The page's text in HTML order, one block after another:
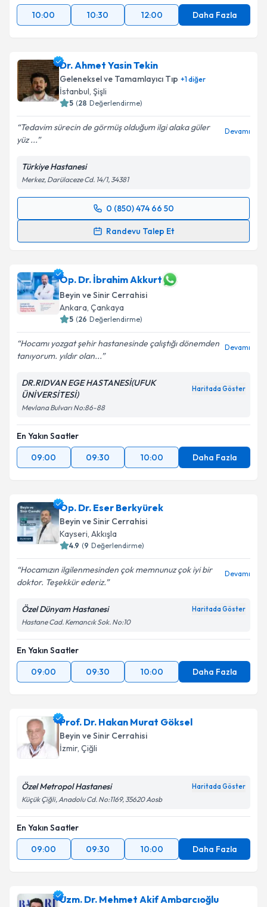
10:00 10:30 12:00 Daha Fazla
Dr. Ahmet Yasin Tekin
Geleneksel ve Tamamlayıcı Tıp +1diğer
İstanbul, Şişli
5 (28 Değerlendirme)
Tedavim sürecin de görmüş olduğum ilgi alaka güler
yüz ...
Devamı
Türkiye Hastanesi
Merkez, Darülaceze Cd. 14/1, 34381
0 (850) 474 66 50
Randevu Talep Et
Randevu Takvimi Talebi
takvim hazırlandığında e-posta ile bilgilendireceğiz.
E-posta Adresiniz
Kişisel verilerimin işlenmesine ilişkin
kapsamda işlenmesini kabul ediyorum.
Takvim Talebini Gönder
Op. Dr. İbrahim Akkurt
Beyin ve Sinir Cerrahisi
Ankara, Çankaya
5 (26 Değerlendirme)
Hocamı yozgat şehir hastanesinde çalıştığı dönemden
tanıyorum. yıldır olan...
Devamı
DR.RIDVAN EGE HASTANESİ(UFUK
ÜNİVERSİTESİ)
Haritada Göster
Mevlana Bulvarı No:86-88
En Yakın Saatler
09:00
09:30 10:00 Daha Fazla
Op. Dr. Eser Berkyürek
Beyin ve Sinir Cerrahisi
Kayseri, Akkışla
4.9 (9 Değerlendirme)
Hocamızın ilgilenmesinden çok memnunuz çok iyi bir
doktor. Teşekkür ederiz.
Devamı
Özel Dünyam Hastanesi Haritada Göster
Hastane Cad. Kemancık Sok. No:10
En Yakın Saatler
09:00
09:30 10:00 Daha Fazla
Prof. Dr. Hakan Murat Göksel
Beyin ve Sinir Cerrahisi
İzmir, Çiğli
Özel Metropol Hastanesi Haritada Göster
Küçük Çiğli, Anadolu Cd. No:1169, 35620 Aosb
En Yakın Saatler
09:00
09:30 10:00 Daha Fazla
Uzm. Dr. Mehmet Akif Ambarcıoğlu